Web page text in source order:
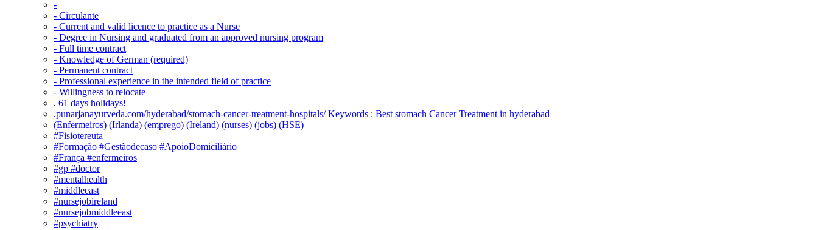
-
- Circulante
- Current and valid licence to practice as a Nurse
- Degree in Nursing and graduated from an approved nursing program
- Full time contract
- Knowledge of German (required)
- Permanent contract
- Professional experience in the intended field of practice
- Willingness to relocate
. 61 days holidays!
.punarjanayurveda.com/hyderabad/stomach-cancer-treatment-hospitals/ Keywords : Best stomach Cancer Treatment in hyderabad
(Enfermeiros) (Irlanda) (emprego) (Ireland) (nurses) (jobs) (HSE)
#Fisiotereuta
#Formação #Gestãodecaso #ApoioDomiciliário
#França #enfermeiros
#gp #doctor
#mentalhealth
#middleeast
#nursejobireland
#nursejobmiddleeast
#psychiatry